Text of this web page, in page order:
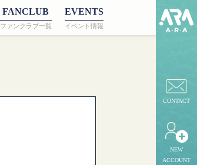
FANCLUB
ファンクラブ一覧
EVENTS
イベント情報
CONTACT
NEW
ACCOUNT